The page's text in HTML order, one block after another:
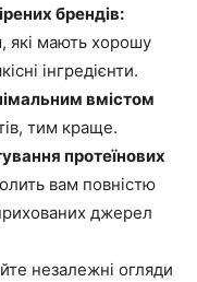
брендів:
які мають хорошу
інгредієнти.
вмістом
тим краще.
протеїнових
вам повністю
джерел
незалежні огляди